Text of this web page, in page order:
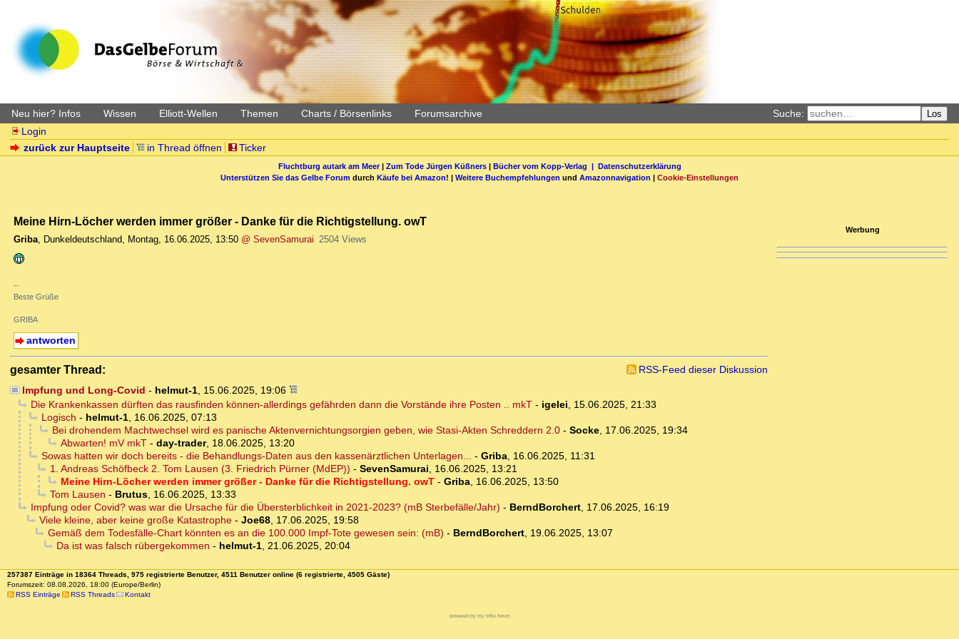
Neu hier? Infos Wissen Elliott-Wellen Themen Charts / Börsenlinks Forumsarchive Suche: Los
Login
zurück zur Hauptseite
in Thread öffnen Ticker
Fluchtburg autark am Meer| Zum Tode Jürgen Küßners| Bücher vom Kopp-Verlag | Datenschutzerklärung
Unterstützen Sie das Gelbe Forum durch Käufe bei Amazon! | Weitere Buchempfehlungen und Amazonnavigation | Cookie-Einstellungen
Meine Hirn-Löcher werden immer größer - Danke für die Richtigstellung. owT
Griba, Dunkeldeutschland, Montag, 16.06.2025, 13:50 @ SevenSamurai 2504 Views
--
Beste Grüße
GRIBA
antworten
gesamter Thread:
RSS-Feed dieser Diskussion
Impfung und Long-Covid - helmut-1, 15.06.2025, 19:06
Die Krankenkassen dürften das rausfinden können-allerdings gefährden dann die Vorstände ihre Posten .. mkT- igelei, 15.06.2025, 21:33
Logisch - helmut-1, 16.06.2025, 07:13
Bei drohendem Machtwechsel wird es panische Aktenvernichtungsorgien geben, wie Stasi-Akten Schreddern 2.0- Socke, 17.06.2025, 19:34
Abwarten! mV mkT- day-trader, 18.06.2025, 13:20
Sowas hatten wir doch bereits - die Behandlungs-Daten aus den kassenärztlichen Unterlagen... - Griba, 16.06.2025, 11:31
1. Andreas Schöfbeck 2. Tom Lausen (3. Friedrich Pürner (MdEP)) - SevenSamurai, 16.06.2025, 13:21
Meine Hirn-Löcher werden immer größer - Danke für die Richtigstellung. owT- Griba, 16.06.2025, 13:50
Tom Lausen - Brutus, 16.06.2025, 13:33
Impfung oder Covid? was war die Ursache für die Übersterblichkeit in 2021-2023? (mB Sterbefälle/Jahr) - BerndBorchert, 17.06.2025, 16:19
Viele kleine, aber keine große Katastrophe- Joe68, 17.06.2025, 19:58
Gemäß dem Todesfälle-Chart könnten es an die 100.000 Impf-Tote gewesen sein: (mB) - BerndBorchert, 19.06.2025, 13:07
Da ist was falsch rübergekommen - helmut-1, 21.06.2025, 20:04
Werbung
257387 Einträge in 18364 Threads, 975 registrierte Benutzer, 4511 Benutzer online (6 registrierte, 4505 Gäste)
Forumszeit: 08.08.2026, 18:00 (Europe/Berlin)
RSS Einträge
RSS Threads Kontakt
powered by my little forum